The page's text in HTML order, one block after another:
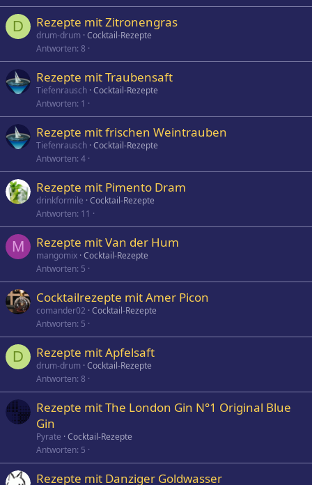
D Rezepte mit Zitronengras
drum-drum Cocktail-Rezepte
Antworten 8
Rezepte mit Traubensaft
Tiefenrausch Cocktail-Rezepte
Antworten 1
Rezepte mit frischen Weintrauben
Tiefenrausch Cocktail-Rezepte
Antworten 4
Rezepte mit Pimento Dram
drinkformile Cocktail-Rezepte
Antworten 11
M Rezepte mit Van der Hum
mangomix Cocktail-Rezepte
Antworten 5
Cocktailrezepte mit Amer Picon
comander02 Cocktail-Rezepte
Antworten 5
D Rezepte mit Apfelsaft
drum-drum Cocktail-Rezepte
Antworten 8
Rezepte mit The London Gin N°1 Original Blue
Gin
Pyrate Cocktail-Rezepte
Antworten 5
Rezepte mit Danziger Goldwasser